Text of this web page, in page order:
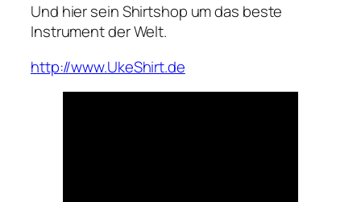
Und hier sein Shirtshop um das beste
Instrument der Welt.
http://www.UkeShirt.de